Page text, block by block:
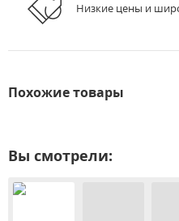
Низкие цены и
Похожие товары
Вы смотрели: